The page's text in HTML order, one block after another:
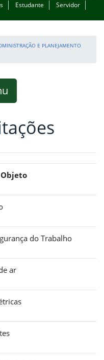
Estudante
Servidor
E PLANEJAMENTO
Objeto
do Trabalho
ar